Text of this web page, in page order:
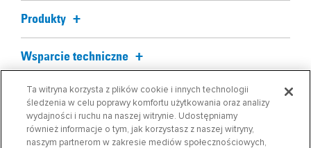
Produkty
Wsparcie techniczne
Blog
O nas
Ta witryna korzysta z plików cookie i innych technologii
śledzenia w celu poprawy komfortu użytkowania oraz analizy
wydajności i ruchu na naszej witrynie. Udostępniamy
również informacje o tym, jak korzystasz z naszej witryny,
naszym partnerom w zakresie mediów społecznościowych,